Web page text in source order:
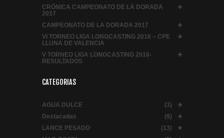
CRÓNICA CAMPEONATO DE LA DORADA
2017
CAMPEONATO DE LA DORADA 2017
VI TORNEO LIGA LONGCASTING 2016 – CPE
LLUNA DE VALENCIA
V TORNEO LIGA LONGCASTING 2016-
RESULTADOS
CATEGORIAS
AGUA DULCE
(3)
Destacadas
(9)
LANCE PESADO
(13)